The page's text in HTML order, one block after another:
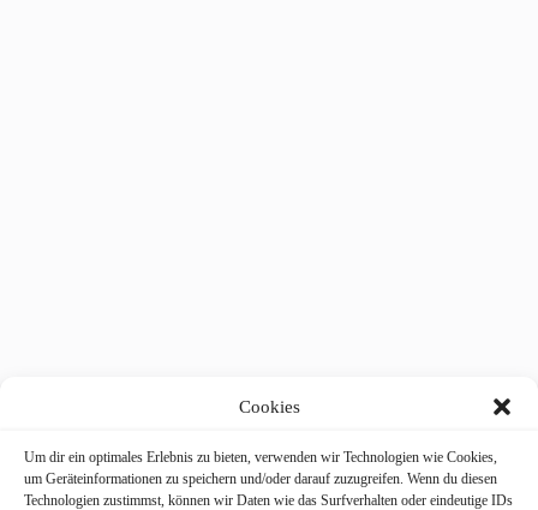
Cookies
Um dir ein optimales Erlebnis zu bieten, verwenden wir Technologien wie Cookies,
um Geräteinformationen zu speichern und/oder darauf zuzugreifen. Wenn du diesen
Technologien zustimmst, können wir Daten wie das Surfverhalten oder eindeutige IDs